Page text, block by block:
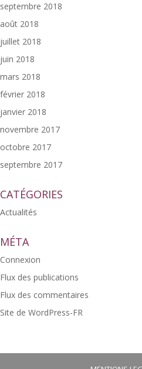
septembre 2018
août 2018
juillet 2018
juin 2018
mars 2018
février 2018
janvier 2018
novembre 2017
octobre 2017
septembre 2017
CATÉGORIES
Actualités
MÉTA
Connexion
Flux des publications
Flux des commentaires
Site de WordPress-FR